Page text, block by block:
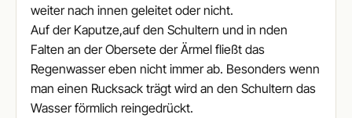
weiter nach innen geleitet oder nicht.
Auf der Kaputze,auf den Schultern und in nden
Falten an der Obersete der Ärmel fließt das
Regenwasser eben nicht immer ab. Besonders wenn
man einen Rucksack trägt wird an den Schultern das
Wasser förmlich reingedrückt.